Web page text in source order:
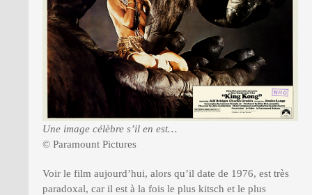
Une image célèbre s’il en est…
© Paramount Pictures
Voir le film aujourd’hui, alors qu’il date de 1976, est très
paradoxal, car il est à la fois le plus kitsch et le plus